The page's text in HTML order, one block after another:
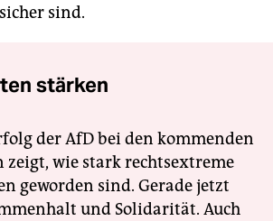
sind.
stärken
der AfD bei den kommenden
zeigt, wie stark rechtsextreme
geworden sind. Gerade jetzt
und Solidarität. Auch